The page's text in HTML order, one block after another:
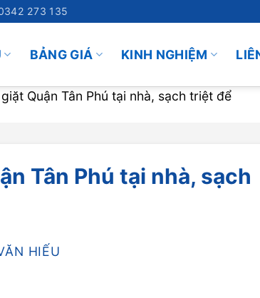
273 135
BẢNG GIÁ KINH NGHIỆM
Quận Tân Phú tại nhà, sạch triệt để
Tân Phú tại nhà, sạch
HIẾU